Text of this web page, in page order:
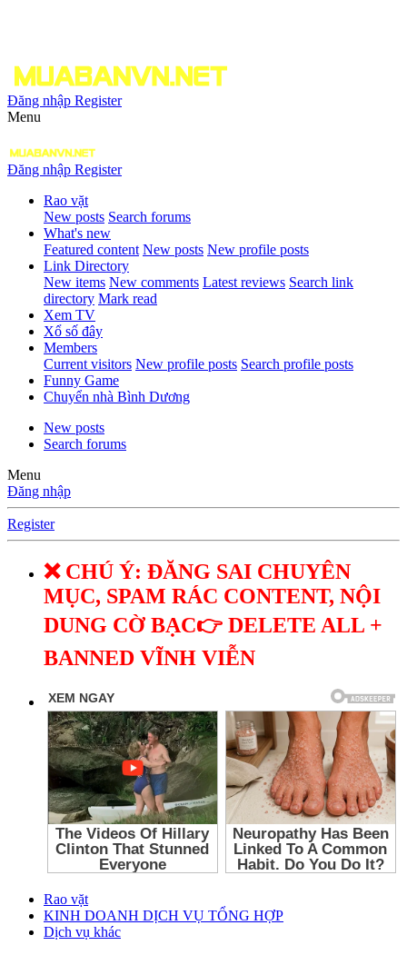
Đăng nhập Register
Menu
Đăng nhập Register
Rao vặt
New posts Search forums
What's new
Featured content New posts New profile posts
Link Directory
New items New comments Latest reviews Search link
directory Mark read
Xem TV
Xổ số đây
Members
Current visitors New profile posts Search profile posts
Funny Game
Chuyển nhà Bình Dương
New posts
Search forums
Menu
Đăng nhập
Register
❌ CHÚ Ý: ĐĂNG SAI CHUYÊN
MỤC, SPAM RÁC CONTENT, NỘI
DUNG CỜ BẠC👉 DELETE ALL +
BANNED VĨNH VIỄN
Rao vặt
KINH DOANH DỊCH VỤ TỔNG HỢP
Dịch vụ khác